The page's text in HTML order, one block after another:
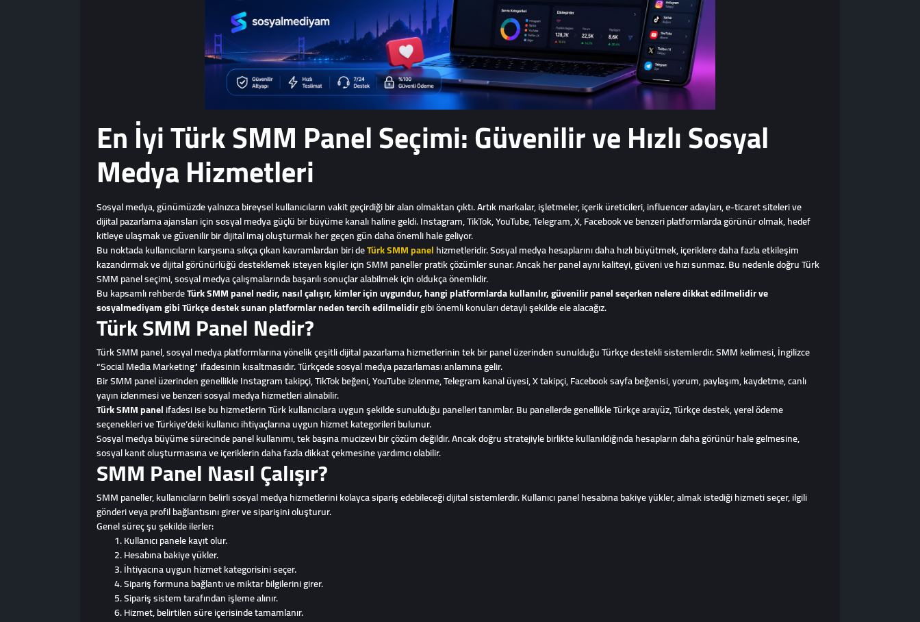
En İyi Türk SMM Panel Seçimi: Güvenilir ve Hızlı Sosyal
Medya Hizmetleri
Sosyal medya, günümüzde yalnızca bireysel kullanıcıların vakit geçirdiği bir alan olmaktan çıktı. Artık markalar, işletmeler, içerik üreticileri, influencer adayları, e-ticaret siteleri ve
dijital pazarlama ajansları için sosyal medya güçlü bir büyüme kanalı haline geldi. Instagram, TikTok, YouTube, Telegram, X, Facebook ve benzeri platformlarda görünür olmak, hedef
kitleye ulaşmak ve güvenilir bir dijital imaj oluşturmak her geçen gün daha önemli hale geliyor.
Bu noktada kullanıcıların karşısına sıkça çıkan kavramlardan biri deTürk SMM panelhizmetleridir. Sosyal medya hesaplarını daha hızlı büyütmek, içeriklere daha fazla etkileşim
kazandırmak ve dijital görünürlüğü desteklemek isteyen kişiler için SMM paneller pratik çözümler sunar. Ancak her panel aynı kaliteyi, güveni ve hızı sunmaz. Bu nedenle doğru Türk
SMM panel seçimi, sosyal medya çalışmalarında başarılı sonuçlar alabilmek için oldukça önemlidir.
Bu kapsamlı rehberdeTürk SMM panel nedir, nasıl çalışır, kimler için uygundur, hangi platformlarda kullanılır, güvenilir panel seçerken nelere dikkat edilmelidir ve
sosyalmediyam gibi Türkçe destek sunan platformlar neden tercih edilmelidirgibi önemli konuları detaylı şekilde ele alacağız.
Türk SMM Panel Nedir?
Türk SMM panel, sosyal medya platformlarına yönelik çeşitli dijital pazarlama hizmetlerinin tek bir panel üzerinden sunulduğu Türkçe destekli sistemlerdir. SMM kelimesi, İngilizce
“Social Media Marketing” ifadesinin kısaltmasıdır. Türkçede sosyal medya pazarlaması anlamına gelir.
Bir SMM panel üzerinden genellikle Instagram takipçi, TikTok beğeni, YouTube izlenme, Telegram kanal üyesi, X takipçi, Facebook sayfa beğenisi, yorum, paylaşım, kaydetme, canlı
yayın izlenmesi ve benzeri sosyal medya hizmetleri alınabilir.
Türk SMM panelifadesi ise bu hizmetlerin Türk kullanıcılara uygun şekilde sunulduğu panelleri tanımlar. Bu panellerde genellikle Türkçe arayüz, Türkçe destek, yerel ödeme
seçenekleri ve Türkiye’deki kullanıcı ihtiyaçlarına uygun hizmet kategorileri bulunur.
Sosyal medya büyüme sürecinde panel kullanımı, tek başına mucizevi bir çözüm değildir. Ancak doğru stratejiyle birlikte kullanıldığında hesapların daha görünür hale gelmesine,
sosyal kanıt oluşturmasına ve içeriklerin daha fazla dikkat çekmesine yardımcı olabilir.
SMM Panel Nasıl Çalışır?
SMM paneller, kullanıcıların belirli sosyal medya hizmetlerini kolayca sipariş edebileceği dijital sistemlerdir. Kullanıcı panel hesabına bakiye yükler, almak istediği hizmeti seçer, ilgili
gönderi veya profil bağlantısını girer ve siparişini oluşturur.
Genel süreç şu şekilde ilerler:
Kullanıcı panele kayıt olur.
Hesabına bakiye yükler.
İhtiyacına uygun hizmet kategorisini seçer.
Sipariş formuna bağlantı ve miktar bilgilerini girer.
Sipariş sistem tarafından işleme alınır.
Hizmet, belirtilen süre içerisinde tamamlanır.